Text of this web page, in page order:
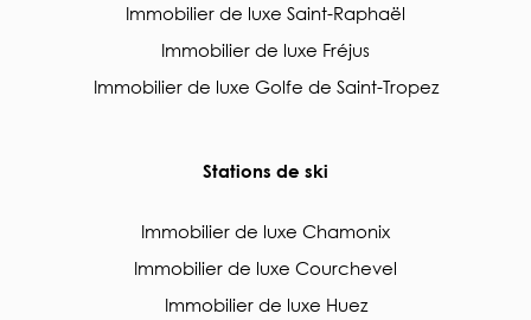
Immobilier de luxe Saint-Raphaël
Immobilier de luxe Fréjus
Immobilier de luxe Golfe de Saint-Tropez
Stations de ski
Immobilier de luxe Chamonix
Immobilier de luxe Courchevel
Immobilier de luxe Huez